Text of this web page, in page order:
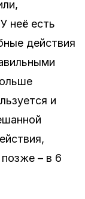
неё есть
действия
и
– в 6